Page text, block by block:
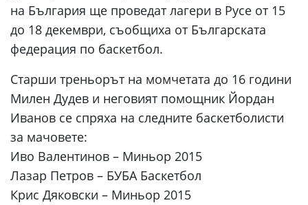
на България ще проведат лагери в Русе от 15
до 18 декември, съобщиха от Българската
федерация по баскетбол.
Старши треньорът на момчетата до 16 години
Милен Дудев и неговият помощник Йордан
Иванов се спряха на следните баскетболисти
за мачовете:
Иво Валентинов – Миньор 2015
Лазар Петров – БУБА Баскетбол
Крис Дяковски – Миньор 2015